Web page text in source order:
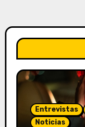
Entrevistas
Noticias